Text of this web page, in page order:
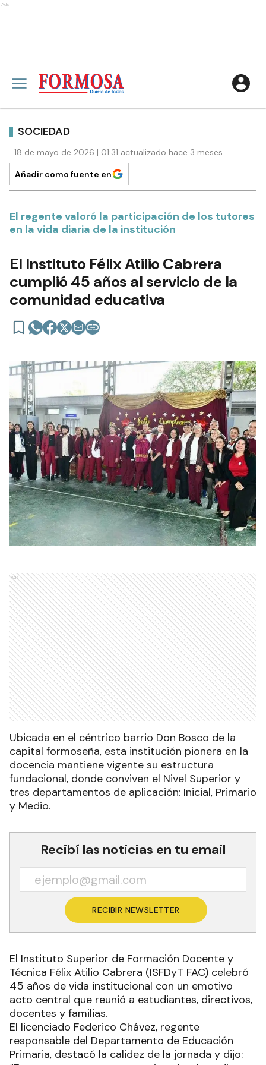
Ads
SOCIEDAD
18 de mayo de 2026 | 01:31 actualizado hace 3 meses
Añadir como fuente en
El regente valoró la participación de los tutores
en la vida diaria de la institución
El Instituto Félix Atilio Cabrera
cumplió 45 años al servicio de la
comunidad educativa
Ads
Ubicada en el céntrico barrio Don Bosco de la
capital formoseña, esta institución pionera en la
docencia mantiene vigente su estructura
fundacional, donde conviven el Nivel Superior y
tres departamentos de aplicación: Inicial, Primario
y Medio.
Recibí las noticias en tu email
RECIBIR NEWSLETTER
El Instituto Superior de Formación Docente y
Técnica Félix Atilio Cabrera (ISFDyT FAC) celebró
45 años de vida institucional con un emotivo
acto central que reunió a estudiantes, directivos,
docentes y familias.
El licenciado Federico Chávez, regente
responsable del Departamento de Educación
Primaria, destacó la calidez de la jornada y dijo: